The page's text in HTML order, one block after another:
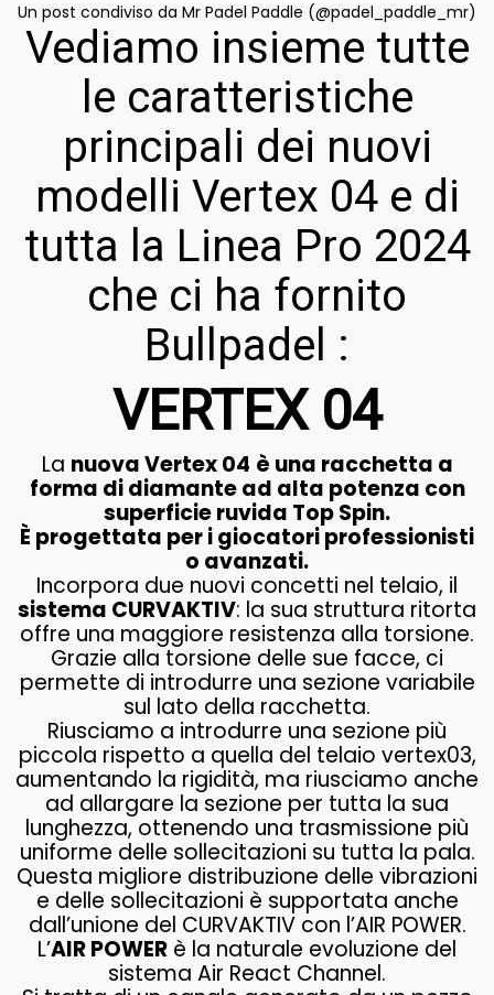
Un post condiviso da Mr Padel Paddle (@padel_paddle_mr)
Vediamo insieme tutte
le caratteristiche
principali dei nuovi
modelli Vertex 04 e di
tutta la Linea Pro 2024
che ci ha fornito
Bullpadel :
VERTEX 04
La nuova Vertex 04 è una racchetta a
forma di diamante ad alta potenza con
superficie ruvida Top Spin.
È progettata per i giocatori professionisti
o avanzati.
Incorpora due nuovi concetti nel telaio, il
sistema CURVAKTIV: la sua struttura ritorta
offre una maggiore resistenza alla torsione.
Grazie alla torsione delle sue facce, ci
permette di introdurre una sezione variabile
sul lato della racchetta.
Riusciamo a introdurre una sezione più
piccola rispetto a quella del telaio vertex03,
aumentando la rigidità, ma riusciamo anche
ad allargare la sezione per tutta la sua
lunghezza, ottenendo una trasmissione più
uniforme delle sollecitazioni su tutta la pala.
Questa migliore distribuzione delle vibrazioni
e delle sollecitazioni è supportata anche
dall’unione del CURVAKTIV con l’AIR POWER.
L’AIR POWER è la naturale evoluzione del
sistema Air React Channel.